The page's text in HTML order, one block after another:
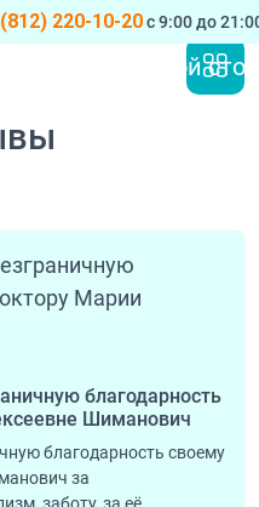
220-10-20с 9:00 до
благодарность
Шиманович
благодарность своему
за